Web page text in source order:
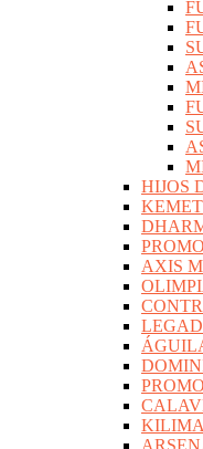
HIJOS
KEMET
AXIS